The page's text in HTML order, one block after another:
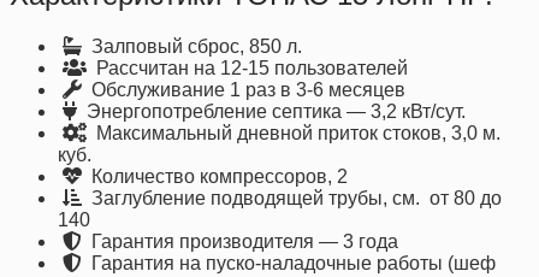
Залповый сброс, 850 л.
Рассчитан на 12-15 пользователей
Обслуживание 1 раз в 3-6 месяцев
Энергопотребление септика — 3,2 кВт/сут.
Максимальный дневной приток стоков, 3,0 м.
куб.
Количество компрессоров, 2
Заглубление подводящей трубы, см. от 80 до
140
Гарантия производителя — 3 года
Гарантия на пуско-наладочные работы (шеф